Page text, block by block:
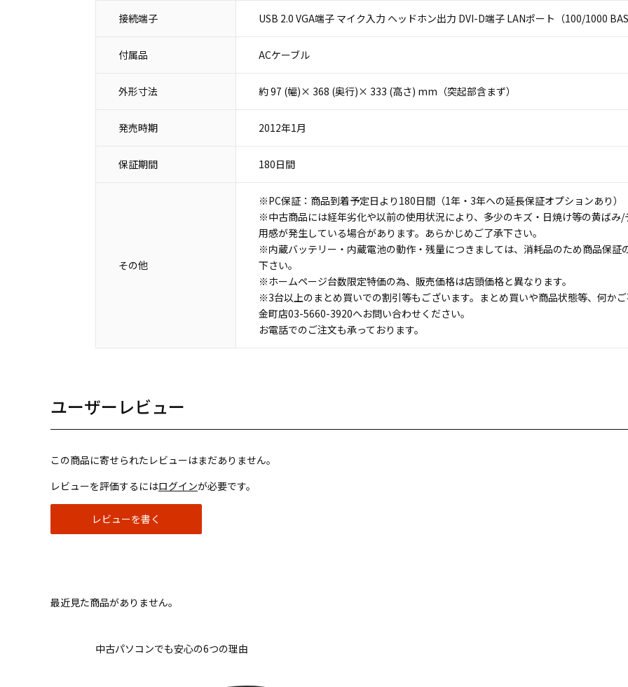
接続端子 USB 2.0 VGA端子 マイク入力 ヘッドホン出力 DVI-D端子 LANポート（100/1000
付属品 ACケーブル
外形寸法 約 97 (幅)× 368 (奥行)× 333 (高さ) mm（突起部含まず）
発売時期 2012年1月
保証期間 180日間
その他
※PC保証：商品到着予定日より180日間（1年・3年への延長保証オプションあり）
※中古商品には経年劣化や以前の使用状況により、多少のキズ・日焼け等の黄ばみ
用感が発生している場合があります。あらかじめご了承下さい。
※内蔵バッテリー・内蔵電池の動作・残量につきましては、消耗品のため商品保証
下さい。
※ホームページ台数限定特価の為、販売価格は店頭価格と異なります。
※3台以上のまとめ買いでの割引等もございます。まとめ買いや商品状態等、何か
金町店03-5660-3920へお問い合わせください。
お電話でのご注文も承っております。
ユーザーレビュー
この商品に寄せられたレビューはまだありません。
レビューを評価するにはログインが必要です。
レビューを書く
最近見た商品がありません。
中古パソコンでも安心の6つの理由